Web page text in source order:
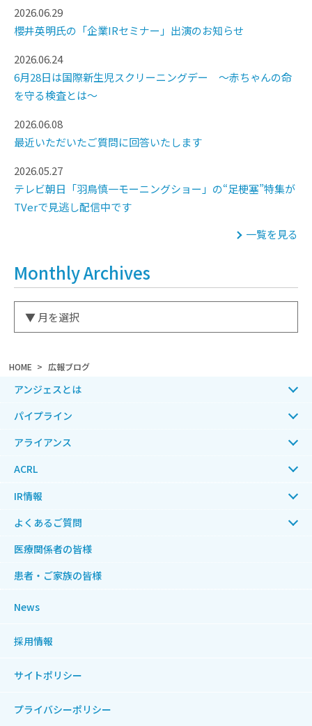
HOME 広報ブログ
2026.06.29
櫻井英明氏の「企業IRセミナー」出演のお知らせ
2026.06.24
6月28日は国際新生児スクリーニングデー ～赤ちゃんの命
を守る検査とは～
2026.06.08
最近いただいたご質問に回答いたします
2026.05.27
テレビ朝日「羽鳥慎一モーニングショー」の“足梗塞”特集が
TVerで見逃し配信中です
一覧を見る
Monthly Archives
アンジェスとは
パイプライン
アライアンス
ACRL
IR情報
よくあるご質問
医療関係者の皆様
患者・ご家族の皆様
News
採用情報
サイトポリシー
プライバシーポリシー